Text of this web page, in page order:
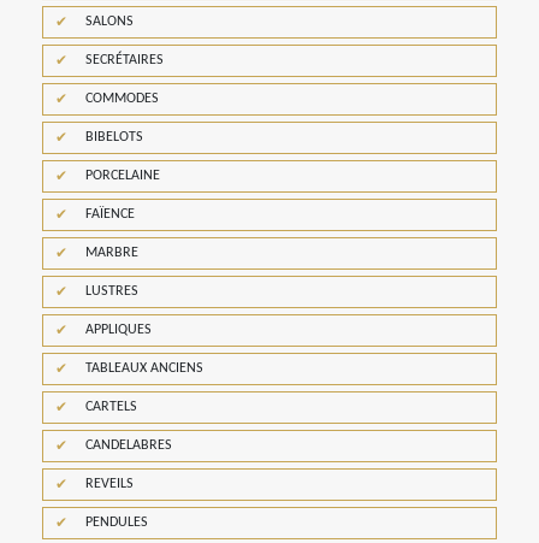
SALONS
SECRÉTAIRES
COMMODES
BIBELOTS
PORCELAINE
FAÏENCE
MARBRE
LUSTRES
APPLIQUES
TABLEAUX ANCIENS
CARTELS
CANDELABRES
REVEILS
PENDULES